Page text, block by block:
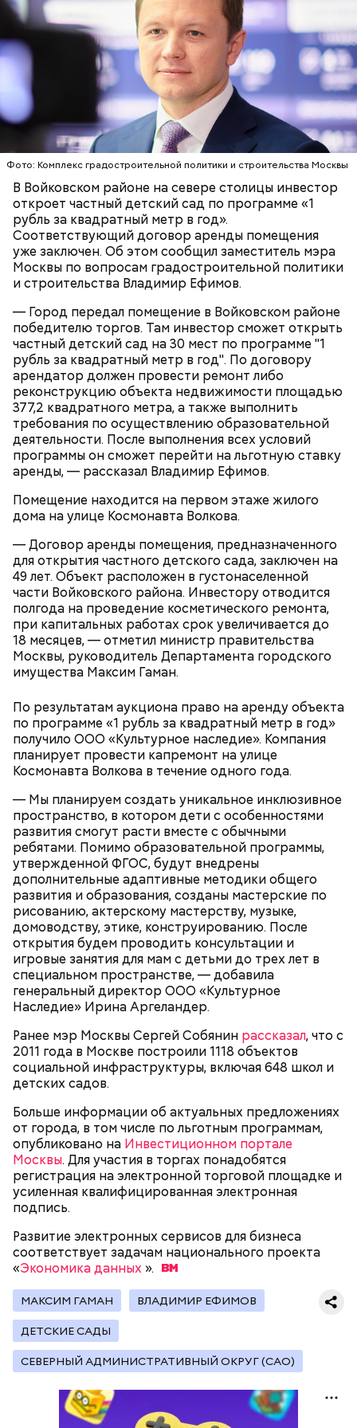
Фото: Комплекс градостроительной политики и строительства Москвы
В Войковском районе на севере столицы инвестор
откроет частный детский сад по программе «1
рубль за квадратный метр в год».
Соответствующий договор аренды помещения
уже заключен. Об этом сообщил заместитель мэра
Москвы по вопросам градостроительной политики
и строительства Владимир Ефимов.
— Город передал помещение в Войковском районе
победителю торгов. Там инвестор сможет открыть
частный детский сад на 30 мест по программе "1
рубль за квадратный метр в год". По договору
арендатор должен провести ремонт либо
реконструкцию объекта недвижимости площадью
377,2 квадратного метра, а также выполнить
требования по осуществлению образовательной
деятельности. После выполнения всех условий
программы он сможет перейти на льготную ставку
аренды, — рассказал Владимир Ефимов.
Помещение находится на первом этаже жилого
дома на улице Космонавта Волкова.
— Договор аренды помещения, предназначенного
для открытия частного детского сада, заключен на
49 лет. Объект расположен в густонаселенной
части Войковского района. Инвестору отводится
полгода на проведение косметического ремонта,
при капитальных работах срок увеличивается до
18 месяцев, — отметил министр правительства
Москвы, руководитель Департамента городского
имущества Максим Гаман.
По результатам аукциона право на аренду объекта
по программе «1 рубль за квадратный метр в год»
получило ООО «Культурное наследие». Компания
планирует провести капремонт на улице
Космонавта Волкова в течение одного года.
— Мы планируем создать уникальное инклюзивное
пространство, в котором дети с особенностями
развития смогут расти вместе с обычными
ребятами. Помимо образовательной программы,
утвержденной ФГОС, будут внедрены
дополнительные адаптивные методики общего
развития и образования, созданы мастерские по
рисованию, актерскому мастерству, музыке,
домоводству, этике, конструированию. После
открытия будем проводить консультации и
игровые занятия для мам с детьми до трех лет в
специальном пространстве, — добавила
генеральный директор ООО «Культурное
Наследие» Ирина Аргеландер.
Ранее мэр Москвы Сергей Собянин рассказал, что с
2011 года в Москве построили 1118 объектов
социальной инфраструктуры, включая 648 школ и
детских садов.
Больше информации об актуальных предложениях
от города, в том числе по льготным программам,
опубликовано на Инвестиционном портале
Москвы. Для участия в торгах понадобятся
регистрация на электронной торговой площадке и
усиленная квалифицированная электронная
подпись.
Развитие электронных сервисов для бизнеса
соответствует задачам национального проекта
«Экономика данных ».
МАКСИМ ГАМАН ВЛАДИМИР ЕФИМОВ
ДЕТСКИЕ САДЫ
СЕВЕРНЫЙ АДМИНИСТРАТИВНЫЙ ОКРУГ (САО)
кольца» реализована в пяти округах города,
подчеркнули в ЦОДД:
— Маршрут затрагивает востребованные улицы
районов. Таким образом, жители разных районов
реализованным велополосам и велодорожкам.
Фото: Shutterstock
Где проходит
Маршрут зеленого кольца проходит через:
Кемеровский лесопарк;
Парк Кузьминки;
Парк 850-летия Москвы;
Братеевскую пойму;
Борисовские пруды;
Царицыно;
Битцевский лес;
Теплый Стан;
Парк победы;
Долину реки Сетунь;
Парк Фили;
Парк Покровское-Стрешнево;
Тимирязевский парк.
Существуют несколько версий, какой именно дом
стал прототипом жилища Мастера. Но согласно
Мансуровском переулке. Здесь жили друзья
Булгакова — братья Топлениновы. Писатель часто
приходил к ним в гости и работал над «Мастером и
Маргаритой».
Небольшой деревянный дом построили в начале
XIX века, предположительно, в 1830 годах. В здании
есть полуподвальный этаж, который обустроен
под жилое помещение.
булгаковед — о новой
экранизации «Мастера и
Маргариты»
Большой Гнездниковский переулок
В Большом Гнездниковском переулке Мастер
впервые увидел Маргариту с букетом мимоз в
руках. Именно здесь в доме № 10, где было
московское отделение газеты «Накануне», работал
Михаил Булгаков. Кстати, этот дом упоминается в
сборнике писателя «Дьяволиада» и очерке «Сорок
сороков».
Исследователи считают, что в Большом
Гнездниковском переулке Михаил Булгаков
впервые увидел Елену Шиловскую. Она была его
третьей женой и хранительницей литературного
наследия писателя. Они познакомились в доме №
10, когда были в гостях у общих друзей. Они сразу
влюбились друг в друга, несмотря на то, что оба на
тот момент состояли в браке.
Метароман не для всех: чем
удивит новая экранизация
«Мастера и Маргариты»
Символом Московского зоопарка является дикий
поиграть, конечно же, за защитным стеклом.
Однако оно не мешает котику весело резвиться с
гостями зоопарка.
Топ-10 милых зверят, которые
появились на свет в Московском
зоопарке
Парк Горького
Парк Горького заслуженно называют главным
мест москвичей. Огромный комплекс занимает
более 219 гектаров. По нему приятно совершить
неспешную прогулку в окружении цветущих клумб
или провести время более активно. Например,
покататься на велосипедах или самокатах по
Современный парк делится на четыре части:
Партер, «Музеон», Нескучный сад и Воробьевы
горы. В Партере часто проводят фестивали или
концерты, отмечают День города, День Победы, а
зимой заливают каток.
Историческая часть парка — Нескучный сад —
является памятником садово-паркового искусства.
Здесь можно погулять в тени многовековых
деревьев, покормить уток в пруду или провести
романтическое свидание.
Более 40 тысяч пассажиров
теплоходов принял Северный
речной вокзал в июне